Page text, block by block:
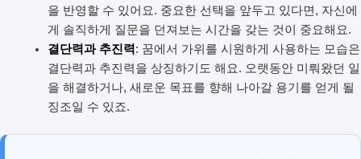
을 반영할 수 있어요. 중요한 선택을 앞두고 있다면, 자신에
게 솔직하게 질문을 던져보는 시간을 갖는 것이 중요해요.
결단력과 추진력: 꿈에서 가위를 시원하게 사용하는 모습은
결단력과 추진력을 상징하기도 해요. 오랫동안 미뤄왔던 일
을 해결하거나, 새로운 목표를 향해 나아갈 용기를 얻게 될
징조일 수 있죠.